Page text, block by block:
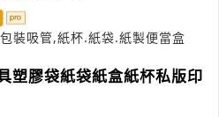
裝吸管,紙杯.紙袋.紙製便當盒
塑膠袋紙袋紙盒紙杯私版印